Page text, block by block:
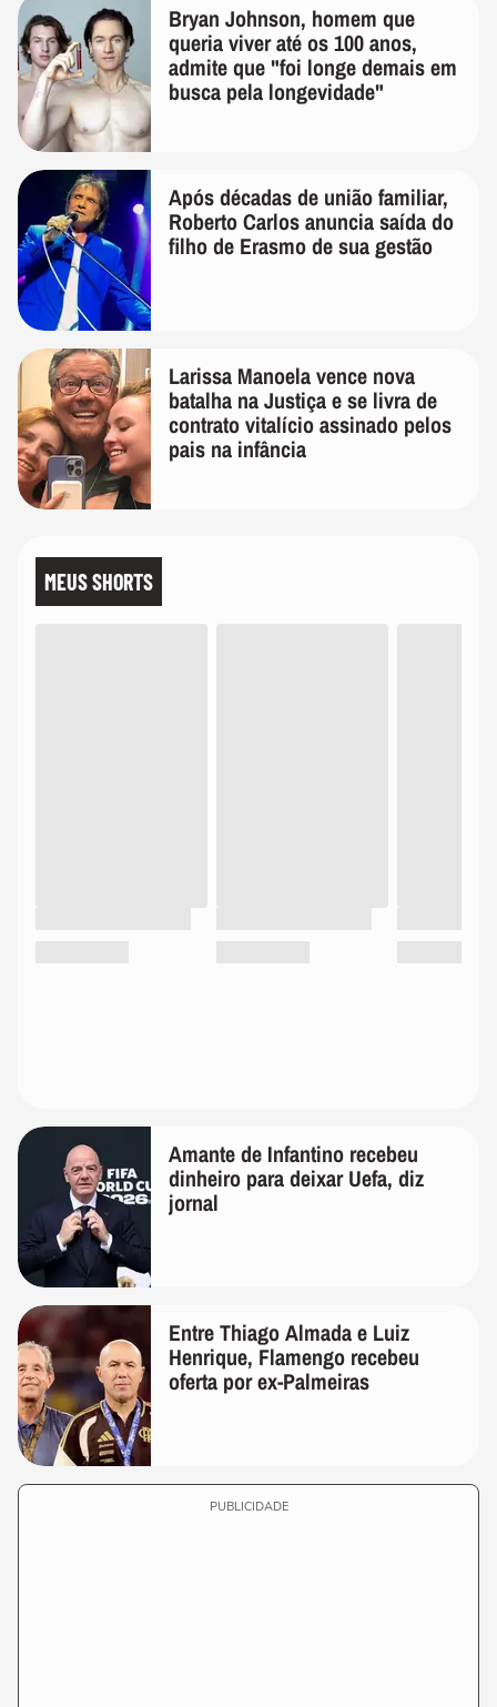
Bryan Johnson, homem que
queria viver até os 100 anos,
admite que "foi longe demais em
busca pela longevidade"
Após décadas de união familiar,
Roberto Carlos anuncia saída do
filho de Erasmo de sua gestão
Larissa Manoela vence nova
batalha na Justiça e se livra de
contrato vitalício assinado pelos
pais na infância
MEUS SHORTS
Amante de Infantino recebeu
dinheiro para deixar Uefa, diz
jornal
Entre Thiago Almada e Luiz
Henrique, Flamengo recebeu
oferta por ex-Palmeiras
PUBLICIDADE